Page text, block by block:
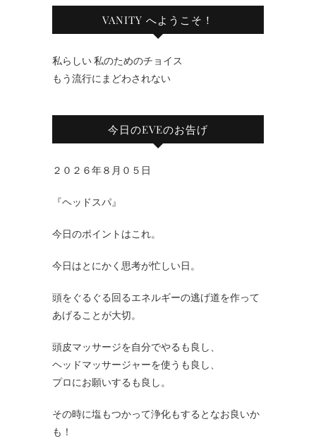
VANITY へようこそ！
私らしい 私のためのチョイス
もう流行にまどわされない
今日のEVEのお告げ
２０２６年８月０５日
『ヘッドスパ』
今日のポイントはこれ。
今日はとにかく思考が忙しい日。
頭をぐるぐる回るエネルギーの逃げ道を作って
あげることが大切。
頭皮マッサージを自分でやるも良し、
ヘッドマッサージャーを使うも良し、
プロにお願いするも良し。
その時に塩もつかって浄化もするとなお良いか
も！